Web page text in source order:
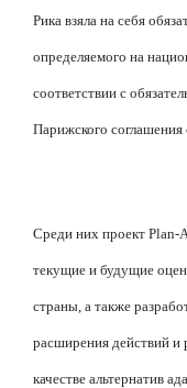
Рика взяла на себя
определяемого на
соответствии с
Парижского
Среди них проект Plan-
текущие и будущие
страны, а также
расширения действий
качестве альтернатив